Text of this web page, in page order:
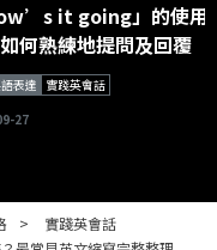
it going」的使用
何熟練地提問及回覆
表達 實踐英會話
27
實踐英會話